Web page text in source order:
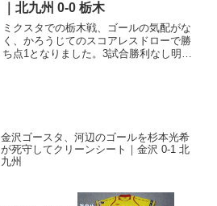
｜北九州 0-0 栃木
ミクスタでの栃木戦、ゴールの気配がな
く、かろうじてのスコアレスドローで勝
ち点1となりました。3試合勝利なし明治
金沢ゴースタ、河辺のゴールを杉本光希
が死守してクリーンシート｜金沢 0-1 北
九州